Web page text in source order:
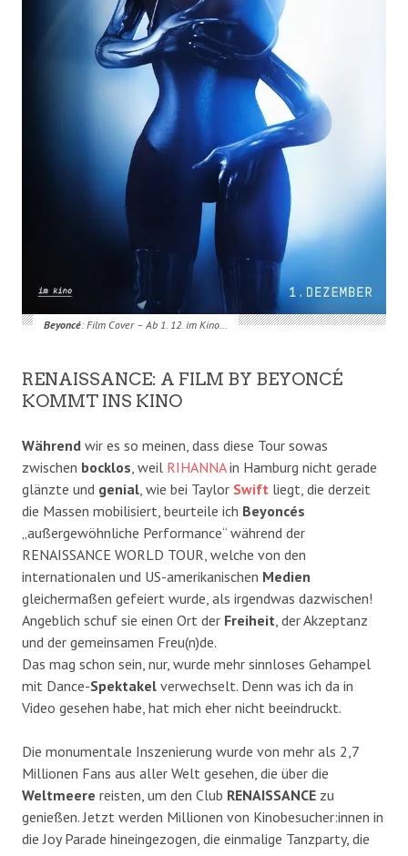
Beyoncé: Film Cover – Ab 1. 12. im Kino…
RENAISSANCE: A FILM BY BEYONCÉ
KOMMT INS KINO
Während wir es so meinen, dass diese Tour sowas
zwischen bocklos , weil RIHANNAin Hamburg nicht gerade
glänzte und genial , wie bei Taylor Swift liegt, die derzeit
die Massen mobilisiert, beurteile ich Beyoncés
„außergewöhnliche Performance“ während der
RENAISSANCE WORLD TOUR, welche von den
internationalen und US-amerikanischen Medien
gleichermaßen gefeiert wurde, als irgendwas dazwischen!
Angeblich schuf sie einen Ort der Freiheit , der Akzeptanz
und der gemeinsamen Freu(n)de.
Das mag schon sein, nur, wurde mehr sinnloses Gehampel
mit Dance-Spektakel verwechselt. Denn was ich da in
Video gesehen habe, hat mich eher nicht beeindruckt.
Die monumentale Inszenierung wurde von mehr als 2,7
Millionen Fans aus aller Welt gesehen, die über die
Weltmeere reisten, um den Club RENAISSANCE zu
genießen. Jetzt werden Millionen von Kinobesucher:innen in
die Joy Parade hineingezogen, die einmalige Tanzparty, die